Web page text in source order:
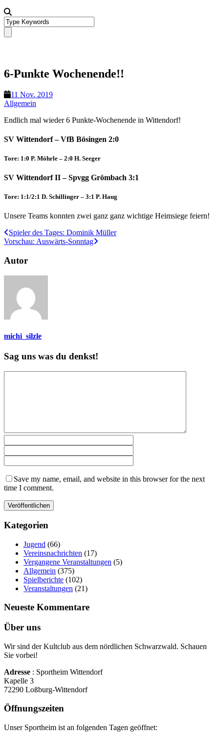
6-Punkte Wochenende!!
11 Nov. 2019
Allgemein
Endlich mal wieder 6 Punkte-Wochenende in Wittendorf!
SV Wittendorf – VfB Bösingen 2:0
Tore: 1:0 P. Möhrle – 2:0 H. Seeger
SV Wittendorf II – Spvgg Grömbach 3:1
Tore: 1:1/2:1 D. Schillinger – 3:1 P. Haug
Unsere Teams konnten zwei ganz ganz wichtige Heimsiege feiern!
Spieler des Tages: Dominik Müller
Vorschau: Auswärts-Sonntag
Autor
michi_silzle
Sag uns was du denkst!
Save my name, email, and website in this browser for the next
time I comment.
Kategorien
Jugend (66)
Vereinsnachrichten (17)
Vergangene Veranstaltungen (5)
Allgemein (375)
Spielberichte (102)
Veranstaltungen (21)
Neueste Kommentare
Über uns
Wir sind der Kultclub aus dem nördlichen Schwarzwald. Schauen
Sie vorbei!
Adresse : Sportheim Wittendorf
Kapelle 3
72290 Loßburg-Wittendorf
Öffnungszeiten
Unser Sportheim ist an folgenden Tagen geöffnet: